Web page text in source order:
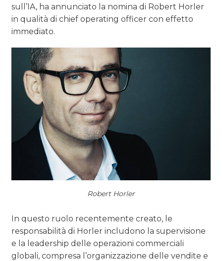
sull’IA, ha annunciato la nomina di Robert Horler
in qualità di chief operating officer con effetto
immediato.
Robert Horler
In questo ruolo recentemente creato, le
responsabilità di Horler includono la supervisione
e la leadership delle operazioni commerciali
globali, compresa l’organizzazione delle vendite e